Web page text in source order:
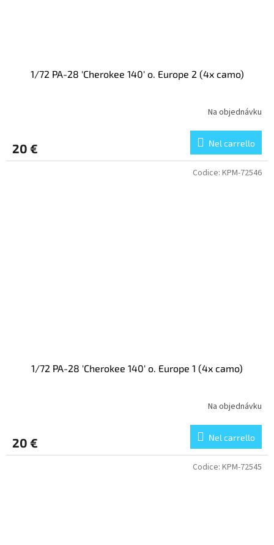
1/72 PA-28 'Cherokee 140' o. Europe 2 (4x camo)
Na objednávku
20 € Nel carrello
1/72 PA-28 'Cherokee 140' o. Europe 1 (4x camo)
Na objednávku
20 € Nel carrello
Codice: KPM-72546
Codice: KPM-72545